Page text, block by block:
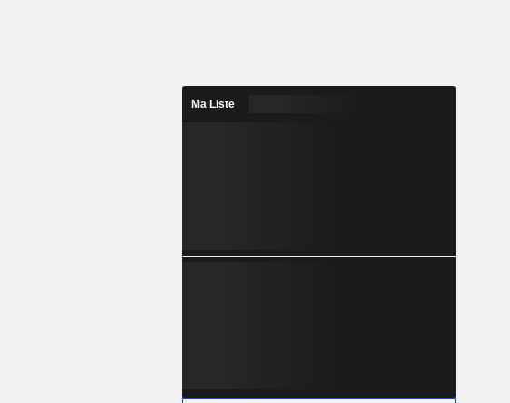
Ma Liste